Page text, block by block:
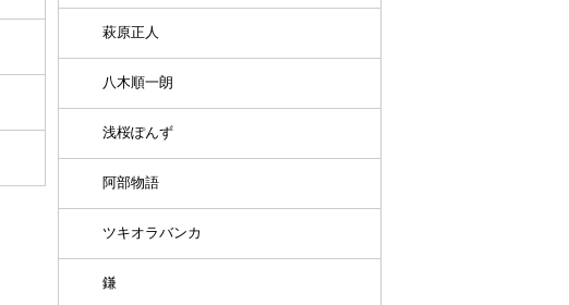
萩原正人
八木順一朗
浅桜ぽんず
阿部物語
ツキオラバンカ
鎌